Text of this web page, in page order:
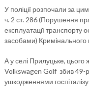
У поліції розпочали за
ч. 2 ст. 286 (Порушення
експлуатації транспорту
засобами) Кримінального
А у селі Прилуцьке, цього
Volkswagen Golf збив 49-
ушкодженнями